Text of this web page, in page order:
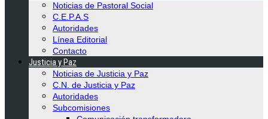
Noticias de Pastoral Social
C.E.P.A.S
Autoridades
Línea Editorial
Contacto
Justicia y Paz
Noticias de Justicia y Paz
C.N. de Justicia y Paz
Autoridades
Subcomisiones